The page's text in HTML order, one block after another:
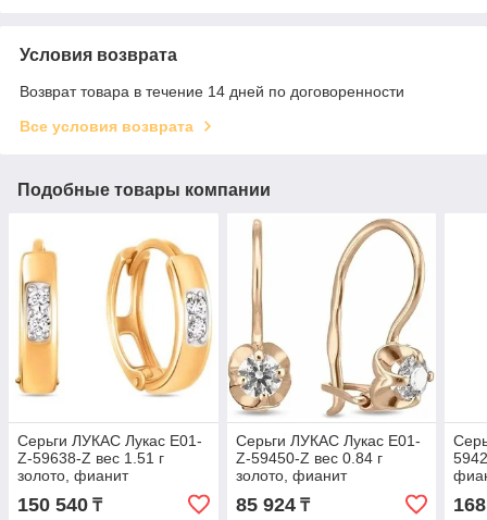
Условия возврата
Возврат товара в течение 14 дней по договоренности
Все условия возврата
Подобные товары компании
Серьги ЛУКАС Лукас E01-
Z-59638-Z вес 1.51 г
золото, фианит
150 540 ₸
Серьги ЛУКАС Лукас E01-
Z-59450-Z вес 0.84 г
золото, фианит
85 924₸